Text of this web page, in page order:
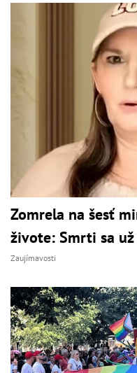
Zomrela na šesť
živote: Smrti sa
Zaujímavosti